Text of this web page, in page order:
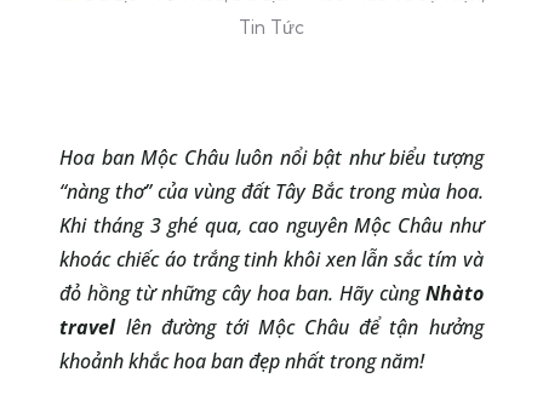
Tin Tức
Hoa ban Mộc Châu luôn nổi bật như biểu tượng
“nàng thơ” của vùng đất Tây Bắc trong mùa hoa.
Khi tháng 3 ghé qua, cao nguyên Mộc Châu như
khoác chiếc áo trắng tinh khôi xen lẫn sắc tím và
đỏ hồng từ những cây hoa ban. Hãy cùngNhàto
travellên đường tới Mộc Châu để tận hưởng
khoảnh khắc hoa ban đẹp nhất trong năm!